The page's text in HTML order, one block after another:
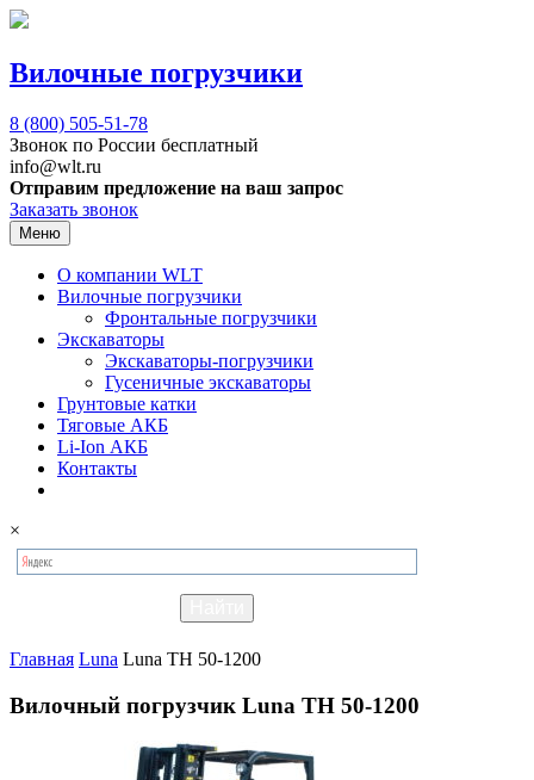
Вилочные погрузчики
8 (800) 505-51-78
Звонок по России бесплатный
info@wlt.ru
Отправим предложение на ваш запрос
Заказать звонок
Меню
О компании WLT
Вилочные погрузчики
Фронтальные погрузчики
Экскаваторы
Экскаваторы-погрузчики
Гусеничные экскаваторы
Грунтовые катки
Тяговые АКБ
Li-Ion АКБ
Контакты
×
Главная Luna Luna TH 50-1200
Вилочный погрузчик Luna TH 50-1200